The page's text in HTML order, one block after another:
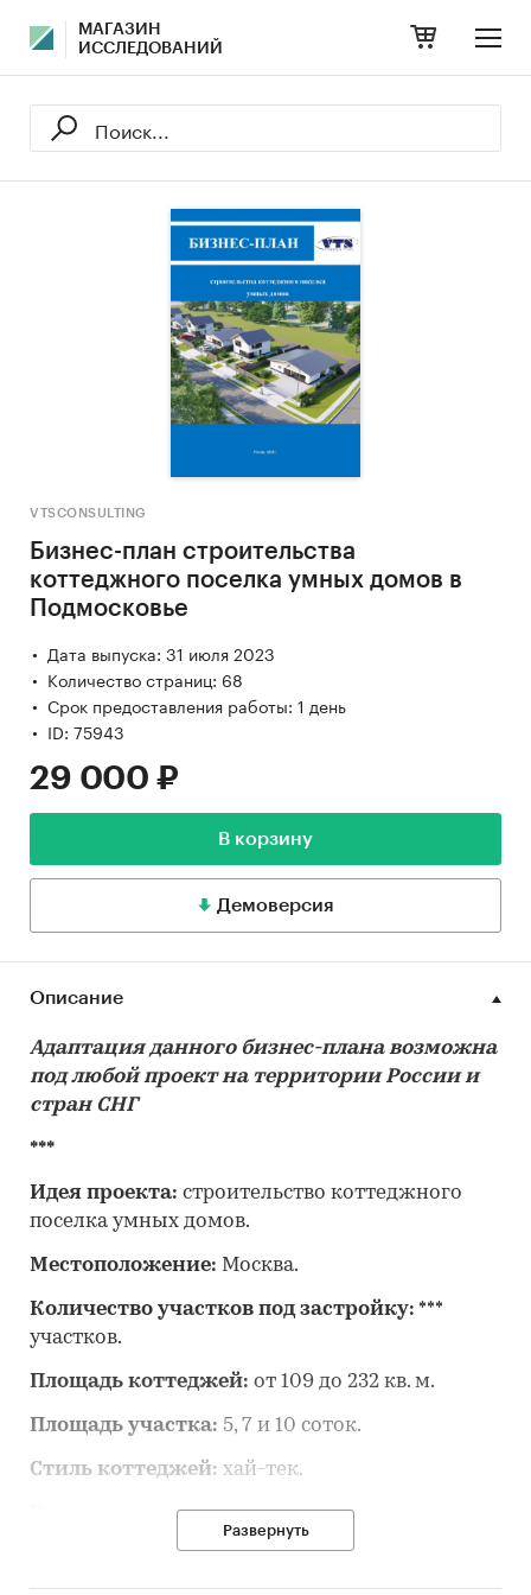
МАГАЗИН
ИССЛЕДОВАНИЙ
VTSCONSULTING
Бизнес-план строительства
коттеджного поселка умных домов в
Подмосковье
Дата выпуска: 31 июля 2023
Количество страниц: 68
Срок предоставления работы: 1 день
ID: 75943
29 000 ₽
В корзину
Демоверсия
Описание
Адаптация данного бизнес-плана возможна
под любой проект на территории России и
стран СНГ
***
Идея проекта: строительство коттеджного
поселка умных домов.
Местоположение: Москва.
Количество участков под застройку: ***
участков.
Площадь коттеджей: от 109 до 232 кв. м.
Площадь участка: 5, 7 и 10 соток.
Стиль коттеджей: хай-тек.
Рыночная ситуация:
1. В 2022 году на территории Московской
области было построено *** тыс. жилых зданий
Развернуть